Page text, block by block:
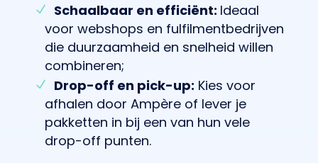
Schaalbaar en efficiënt: Ideaal
voor webshops en fulfilmentbedrijven
die duurzaamheid en snelheid willen
combineren;
Drop-off en pick-up: Kies voor
afhalen door Ampère of lever je
pakketten in bij een van hun vele
drop-off punten.